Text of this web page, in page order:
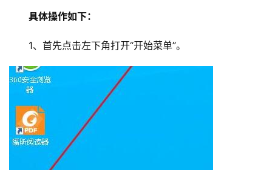
具体操作如下：
1、首先点击左下角打开“开始菜单”。